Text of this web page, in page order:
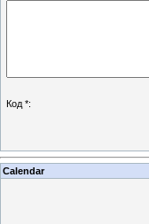
Код *:
Calendar